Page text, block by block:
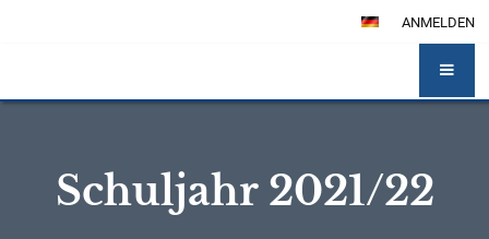
ANMELDEN
Schuljahr 2021/22